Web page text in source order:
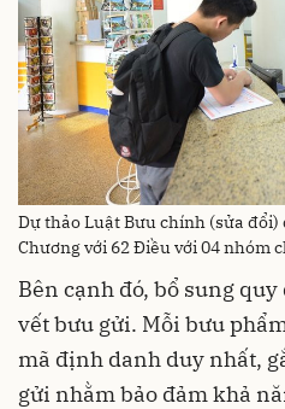
Dự thảo Luật Bưu chính (sửa đổi)
Chương với 62 Điều với 04 nhóm
Bên cạnh đó, bổ sung
vết bưu gửi. Mỗi bưu
mã định danh duy nhất,
gửi nhằm bảo đảm khả